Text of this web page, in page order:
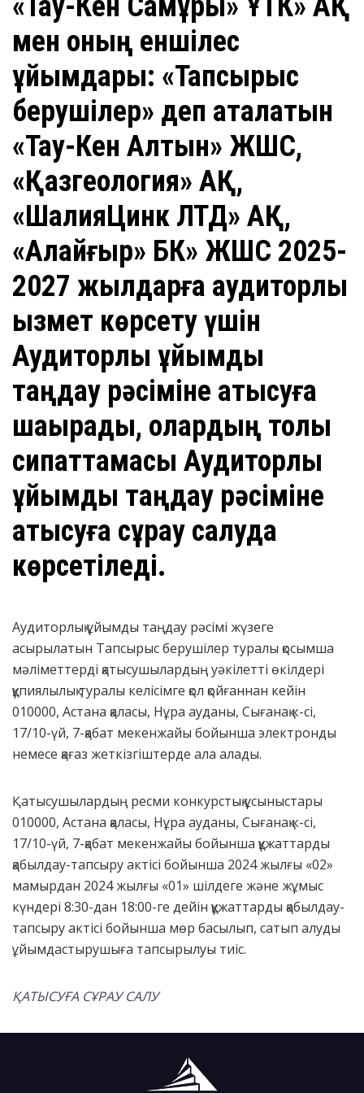
мен оның еншілес
ұйымдары: «Тапсырыс
берушілер» деп аталатын
«Тау-Кен Алтын» ЖШС,
«Қазгеология» АҚ,
«ШалқияЦинк ЛТД» АҚ,
«Алайғыр» БК» ЖШС 2025-
2027 жылдарға аудиторлық
қызмет көрсету үшін
Аудиторлық ұйымды
таңдау рәсіміне қатысуға
шақырады, олардың толық
сипаттамасы Аудиторлық
ұйымды таңдау рәсіміне
қатысуға сұрау салуда
көрсетіледі.
Аудиторлық ұйымды таңдау рәсімі жүзеге
асырылатын Тапсырыс берушілер туралы қосымша
мәліметтерді қатысушылардың уәкілетті өкілдері
құпиялылық туралы келісімге қол қойғаннан кейін
010000, Астана қаласы, Нұра ауданы, Сығанақ к-сі,
17/10-үй, 7-қабат мекенжайы бойынша электронды
немесе қағаз жеткізгіштерде ала алады.
Қатысушылардың ресми конкурстық ұсыныстары
010000, Астана қаласы, Нұра ауданы, Сығанақ к-сі,
17/10-үй, 7-қабат мекенжайы бойынша құжаттарды
қабылдау-тапсыру актісі бойынша 2024 жылғы «02»
мамырдан 2024 жылғы «01» шілдеге және жұмыс
күндері 8:30-дан 18:00-ге дейін құжаттарды қабылдау-
тапсыру актісі бойынша мөр басылып, сатып алуды
ұйымдастырушыға тапсырылуы тиіс.
ҚАТЫСУҒА СҰРАУ САЛУ